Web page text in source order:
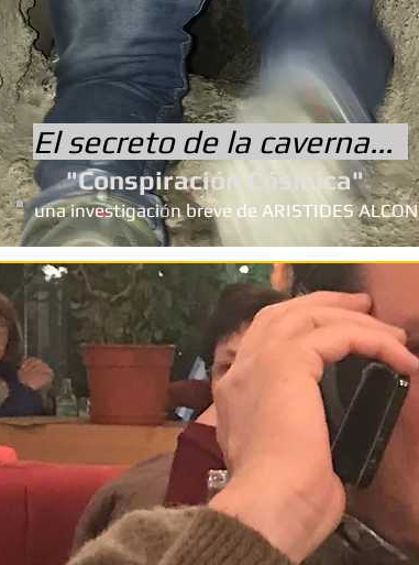
El secreto de la caverna...
"Conspiración Cósmica"
una investigación breve de ARISTIDES ALCON